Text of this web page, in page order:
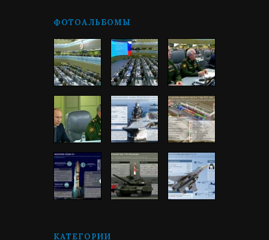
ФОТОАЛЬБОМЫ
КАТЕГОРИИ